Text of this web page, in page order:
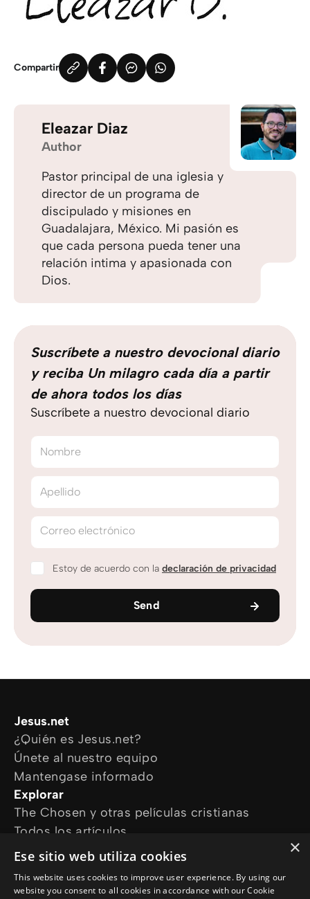
Compartir
Eleazar Diaz
Author
Pastor principal de una iglesia y
director de un programa de
discipulado y misiones en
Guadalajara, México. Mi pasión es
que cada persona pueda tener una
relación intima y apasionada con
Dios.
Suscríbete a nuestro devocional diario
y reciba Un milagro cada día a partir
de ahora todos los días
Suscríbete a nuestro devocional diario
Nombre
Apellido
Correo electrónico
Estoy de acuerdo con la declaración de privacidad
Send
Jesus.net
¿Quién es Jesus.net?
Únete al nuestro equipo
Mantengase informado
Explorar
The Chosen y otras películas cristianas
Todos los artículos
Cursos online
¿Cómo podemos ayudarte?
×
Ese sitio web utiliza cookies
This website uses cookies to improve user experience. By using our
website you consent to all cookies in accordance with our Cookie